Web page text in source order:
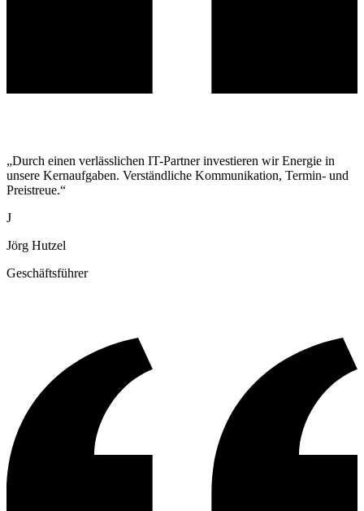
„Durch einen verlässlichen IT-Partner investieren wir Energie in
unsere Kernaufgaben. Verständliche Kommunikation, Termin- und
Preistreue.“
J
Jörg Hutzel
Geschäftsführer